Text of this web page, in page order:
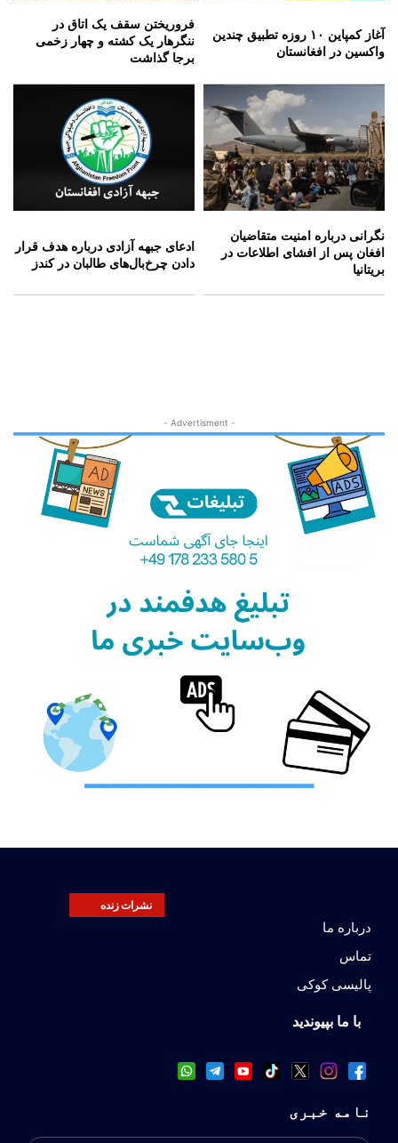
آغاز کمپاین ۱۰ روزه تطبیق چندین
واکسین در افغانستان
فروریختن سقف یک اتاق در
ننگرهار یک کشته و چهار زخمی
برجا گذاشت
نگرانی درباره امنیت متقاضیان
افغان پس از افشای اطلاعات در
بریتانیا
ادعای جبهه آزادی درباره هدف قرار
دادن چرخ‌بال‌های طالبان در کندز
- Advertisment -
نشرات زنده
درباره ما
تماس
پالیسی کوکی
با ما بپیوندید
نامه خبری